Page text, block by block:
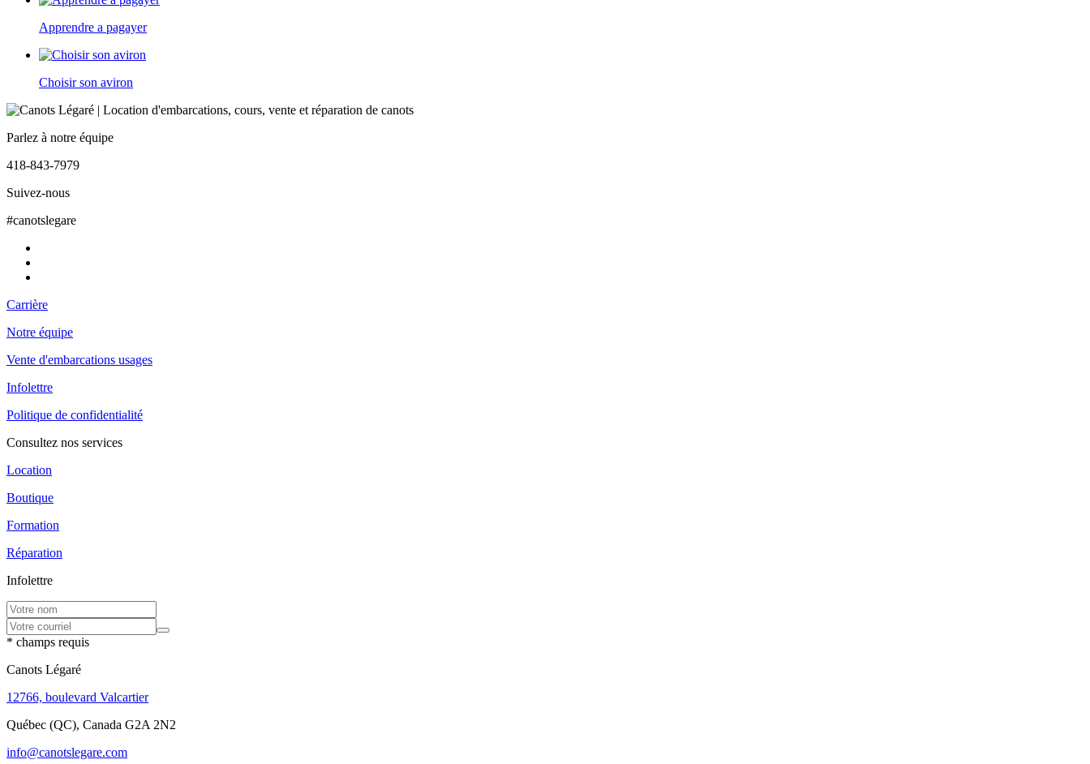
Apprendre a pagayer
Choisir son aviron
Parlez à notre équipe
418-843-7979
Suivez-nous
#canotslegare
Carrière
Notre équipe
Vente d'embarcations usages
Infolettre
Politique de confidentialité
Consultez nos services
Location
Boutique
Formation
Réparation
Infolettre
* champs requis
Canots Légaré
12766, boulevard Valcartier
Québec (QC), Canada G2A 2N2
info@canotslegare.com